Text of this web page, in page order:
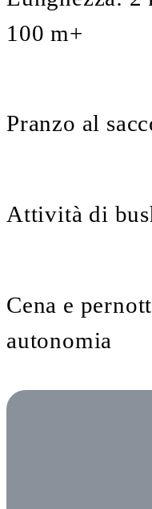
100 m+
Pranzo al
Attività di
Cena e
autonomia